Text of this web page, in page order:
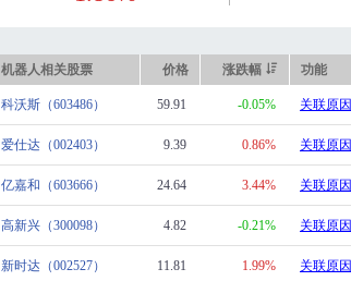
机器人相关股票 价格 涨跌幅 功能
科沃斯（603486） 59.91 -0.05% 关联原因
爱仕达（002403） 9.39 0.86% 关联原因
亿嘉和（603666） 24.64 3.44% 关联原因
高新兴（300098） 4.82 -0.21% 关联原因
新时达（002527） 11.81 1.99% 关联原因